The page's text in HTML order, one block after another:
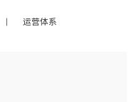
运营体系